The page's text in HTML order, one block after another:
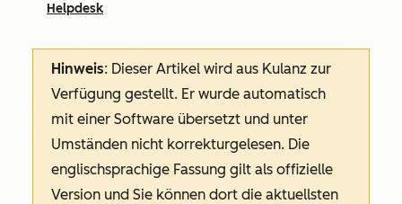
Helpdesk
Hinweis: Dieser Artikel wird aus Kulanz zur
Verfügung gestellt. Er wurde automatisch
mit einer Software übersetzt und unter
Umständen nicht korrekturgelesen. Die
englischsprachige Fassung gilt als offizielle
Version und Sie können dort die aktuellsten